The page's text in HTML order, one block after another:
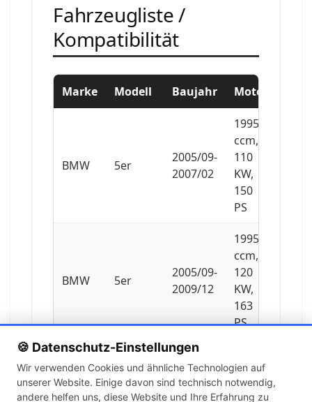
🍪 Datenschutz-Einstellungen
Wir verwenden Cookies und ähnliche Technologien auf
unserer Website. Einige davon sind technisch notwendig,
andere helfen uns, diese Website und Ihre Erfahrung zu
Fahrzeugliste /
Kompatibilität
Marke Modell Baujahr Motor
BMW 5er
2005/09-
2007/02
1995
ccm,
110
KW,
150
PS
BMW 5er
2005/09-
2009/12
1995
ccm,
120
KW,
163
PS
BMW 5er
2007/09-
ccm,
130